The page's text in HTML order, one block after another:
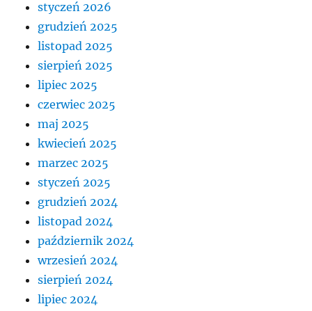
styczeń 2026
grudzień 2025
listopad 2025
sierpień 2025
lipiec 2025
czerwiec 2025
maj 2025
kwiecień 2025
marzec 2025
styczeń 2025
grudzień 2024
listopad 2024
październik 2024
wrzesień 2024
sierpień 2024
lipiec 2024